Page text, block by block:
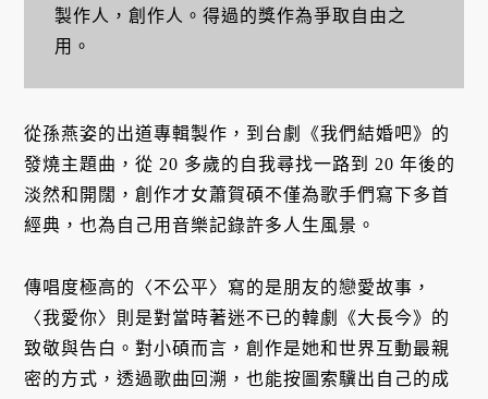
製作人，創作人。得過的獎作為爭取自由之
用。
從孫燕姿的出道專輯製作，到台劇《我們結婚吧》的
發燒主題曲，從 20 多歲的自我尋找一路到 20 年後的
淡然和開闊，創作才女蕭賀碩不僅為歌手們寫下多首
經典，也為自己用音樂記錄許多人生風景。
傳唱度極高的〈不公平〉寫的是朋友的戀愛故事，
〈我愛你〉則是對當時著迷不已的韓劇《大長今》的
致敬與告白。對小碩而言，創作是她和世界互動最親
密的方式，透過歌曲回溯，也能按圖索驥出自己的成